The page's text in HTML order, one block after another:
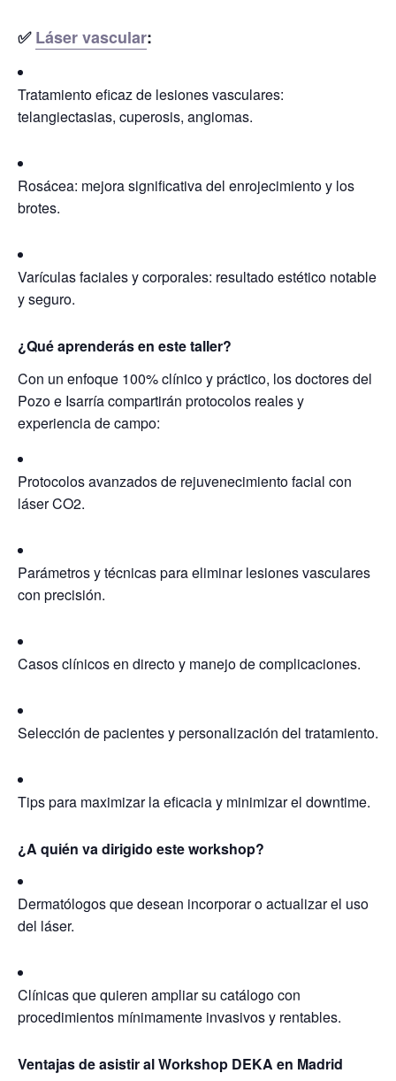
✅Láser vascular:
Tratamiento eficaz de lesiones vasculares:
telangiectasias, cuperosis, angiomas.
Rosácea: mejora significativa del enrojecimiento y los
brotes.
Varículas faciales y corporales: resultado estético notable
y seguro.
¿Qué aprenderás en este taller?
Con un enfoque 100% clínico y práctico, los doctores del
Pozo e Isarría compartirán protocolos reales y
experiencia de campo:
Protocolos avanzados de rejuvenecimiento facial con
láser CO2.
Parámetros y técnicas para eliminar lesiones vasculares
con precisión.
Casos clínicos en directo y manejo de complicaciones.
Selección de pacientes y personalización del tratamiento.
Tips para maximizar la eficacia y minimizar el downtime.
¿A quién va dirigido este workshop?
Dermatólogosque desean incorporar o actualizar el uso
del láser.
Clínicasque quieren ampliar su catálogo con
procedimientos mínimamente invasivos y rentables.
Ventajas de asistir al Workshop DEKA en Madrid